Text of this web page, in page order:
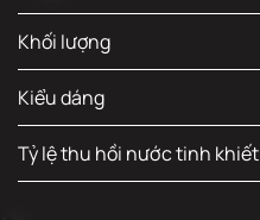
Khối lượng
Kiểu dáng
Tỷ lệ thu hồi nước tinh khiết